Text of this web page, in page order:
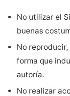
No utilizar el
buenas
No
forma que
autoría.
No realizar